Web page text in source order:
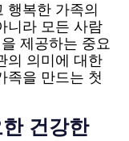
행복한 가족의
니라 모든 사람
제공하는 중요
의 의미에 대한
족을 만드는 첫
건강한